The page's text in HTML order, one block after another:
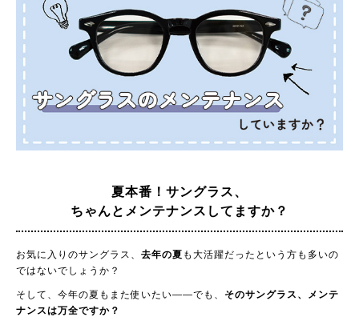
夏本番！サングラス、
ちゃんとメンテナンスしてますか？
お気に入りのサングラス、 去年の夏 も大活躍だったという方も多いの
ではないでしょうか？
そして、今年の夏もまた使いたい——でも、 そのサングラス、メンテ
ナンスは万全ですか？